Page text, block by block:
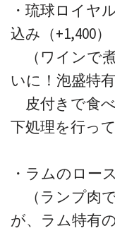
・琉球ロイヤ
込み（+1,400）
（ワインで
いに！泡盛特
皮付きで食
下処理を行っ
・ラムのロー
（ランプ肉
が、ラム特有